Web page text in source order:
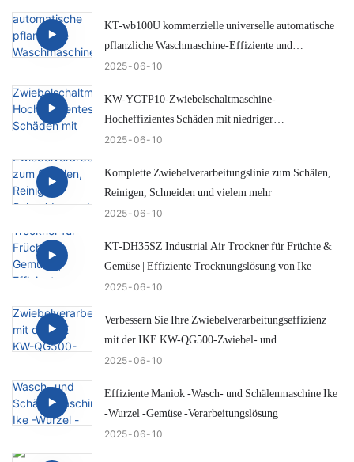
KT-wb100U kommerzielle universelle automatische
pflanzliche Waschmaschine-Effiziente und
intelligente Zwiebelreinigungslösung
2025 06 10
KW-YCTP10-Zwiebelschaltmaschine-
Hocheffizientes Schäden mit niedriger
Schadensschürze
2025 06 10
Komplette Zwiebelverarbeitungslinie zum Schälen,
Reinigen, Schneiden und vielem mehr
2025 06 10
KT-DH35SZ Industrial Air Trockner für Früchte &
Gemüse | Effiziente Trocknungslösung von Ike
2025 06 10
Verbessern Sie Ihre Zwiebelverarbeitungseffizienz
mit der IKE KW-QG500-Zwiebel- und
Hecktrimmungsmaschine
2025 06 10
Effiziente Maniok -Wasch- und Schälenmaschine Ike
-Wurzel -Gemüse -Verarbeitungslösung
2025 06 10